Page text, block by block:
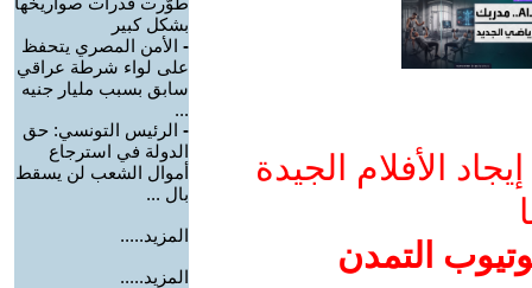
الأفلام الجيدة
التمدن
بشكل كبير
- الأمن المصري يتحفظ
على لواء شرطة عراقي
سابق بسبب مليار جنيه
...
- الرئيس التونسي: حق
الدولة في استرجاع
أموال الشعب لن يسقط
بال ...
المزيد.....
المزيد.....